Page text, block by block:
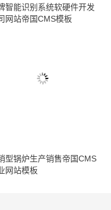
智能识别系统软硬件开发
网站帝国CMS模板
型锅炉生产销售帝国CMS
网站模板